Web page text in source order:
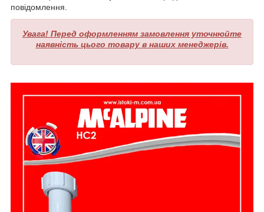
повідомлення.
Увага! Перед оформленням замовлення уточнюйте
наявність цього товару в наших менеджерів.